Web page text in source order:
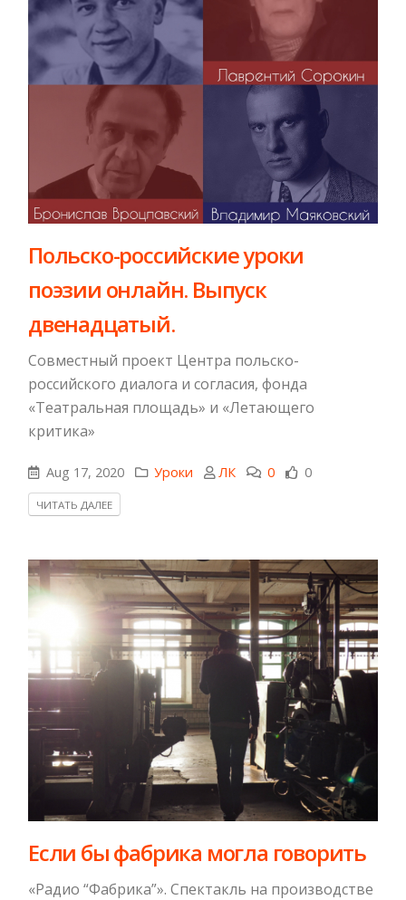
Польско-российские уроки
поэзии онлайн. Выпуск
двенадцатый.
Совместный проект Центра польско-
российского диалога и согласия, фонда
«Театральная площадь» и «Летающего
критика»
Aug 17, 2020 Уроки ЛК 0 0
ЧИТАТЬ ДАЛЕЕ
Если бы фабрика могла говорить
«Радио “Фабрика”». Спектакль на производстве